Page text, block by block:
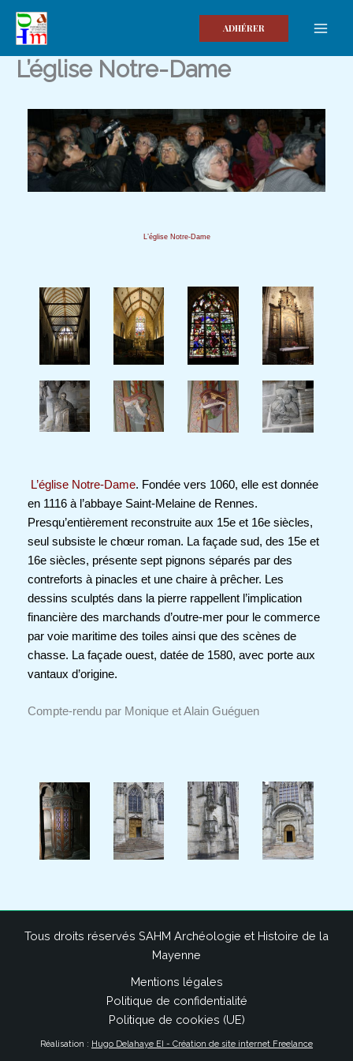
contenu
ADHÉRER
L’église Notre-Dame
L’église Notre-Dame
L’église Notre-Dame. Fondée vers 1060, elle est donnée
en 1116 à l’abbaye Saint-Melaine de Rennes.
Presqu’entièrement reconstruite aux 15e et 16e siècles,
seul subsiste le chœur roman. La façade sud, des 15e et
16e siècles, présente sept pignons séparés par des
contreforts à pinacles et une chaire à prêcher. Les
dessins sculptés dans la pierre rappellent l’implication
financière des marchands d’outre-mer pour le commerce
par voie maritime des toiles ainsi que des scènes de
chasse. La façade ouest, datée de 1580, avec porte aux
vantaux d’origine.
Compte-rendu par Monique et Alain Guéguen
Tous droits réservés SAHM Archéologie et Histoire de la
Mayenne
Mentions légales
Politique de confidentialité
Politique de cookies (UE)
Réalisation : Hugo Delahaye EI - Création de site internet Freelance